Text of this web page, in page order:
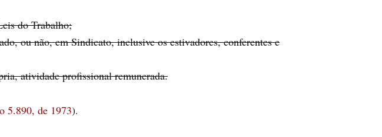
do Trabalho;
ou não, em Sindicato, inclusive os estivadores, conferentes e
atividade profissional remunerada.
5.890, de 1973).